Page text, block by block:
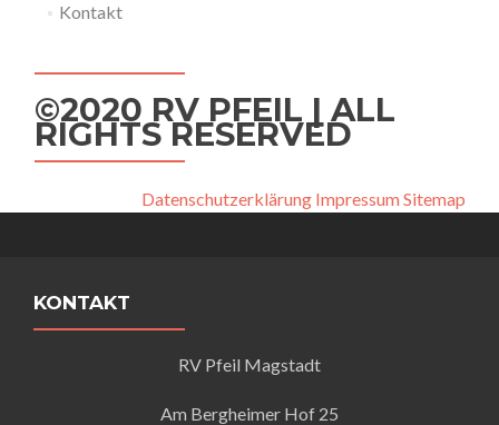
Kontakt
©2020 RV PFEIL | ALL
RIGHTS RESERVED
Datenschutzerklärung ImpressumSitemap
KONTAKT
RV Pfeil Magstadt
Am Bergheimer Hof 25